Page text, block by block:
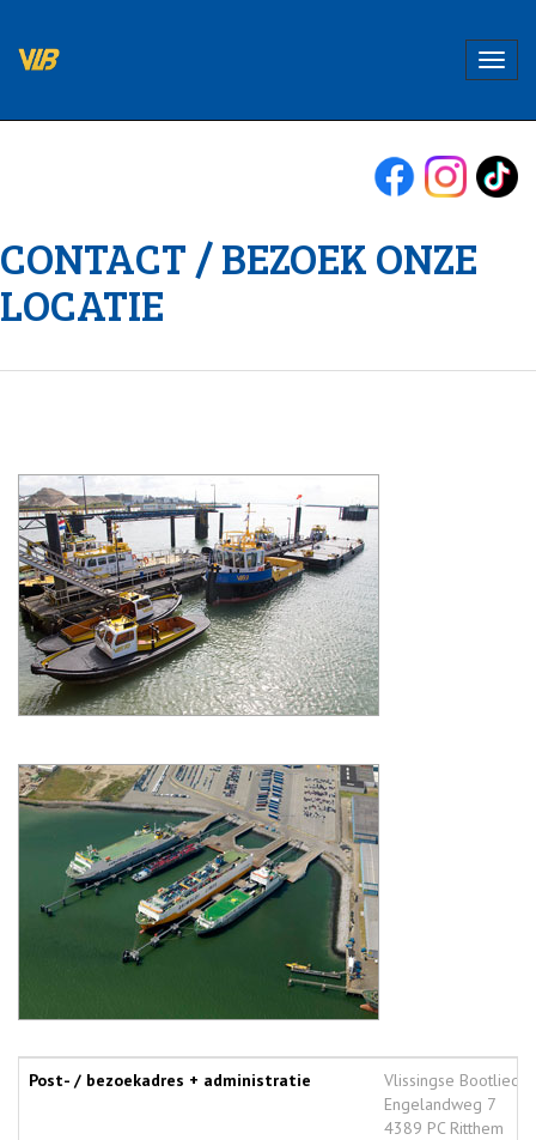
CONTACT / BEZOEK ONZE
LOCATIE
Post- / bezoekadres + administratie
Vlissingse
Engelandweg 7
4389 PC Ritthem